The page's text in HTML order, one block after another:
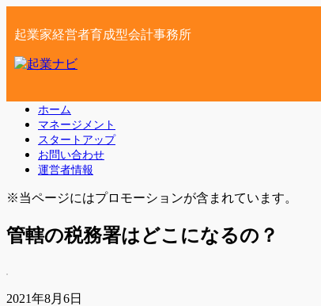
起業家経営者育成型会計事務所
ホーム
マネージメント
スタートアップ
お問い合わせ
運営者情報
※当ページにはプロモーションが含まれています。
管轄の税務署はどこになるの？
2021年8月6日